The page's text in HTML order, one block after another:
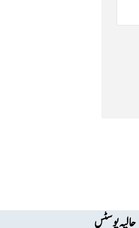
حالیہ پوسٹس